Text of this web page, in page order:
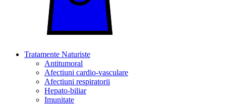
Tratamente Naturiste
Antitumoral
Afectiuni cardio-vasculare
Afectiuni respiratorii
Hepato-biliar
Imunitate